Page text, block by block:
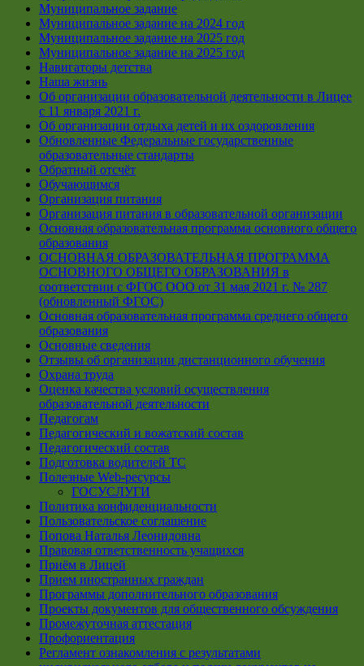
Муниципальное задание
Муниципальное задание на 2024 год
Муниципальное задание на 2025 год
Муниципальное задание на 2025 год
Навигаторы детства
Наша жизнь
Об организации образовательной деятельности в Лицее
с 11 января 2021 г.
Об организации отдыха детей и их оздоровления
Обновленные Федеральные государственные
образовательные стандарты
Обратный отсчёт
Обучающимся
Организация питания
Организация питания в образовательной организации
Основная образовательная программа основного общего
образования
ОСНОВНАЯ ОБРАЗОВАТЕЛЬНАЯ ПРОГРАММА
ОСНОВНОГО ОБЩЕГО ОБРАЗОВАНИЯ в
соответствии с ФГОС ООО от 31 мая 2021 г. № 287
(обновленный ФГОС)
Основная образовательная программа среднего общего
образования
Основные сведения
Отзывы об организации дистанционного обучения
Охрана труда
Оценка качества условий осуществления
образовательной деятельности
Педагогам
Педагогический и вожатский состав
Педагогический состав
Подготовка водителей ТС
Полезные Web-ресурсы
ГОСУСЛУГИ
Политика конфиденциальности
Пользовательское соглашение
Попова Наталья Леонидовна
Правовая ответственность учащихся
Приём в Лицей
Прием иностранных граждан
Программы дополнительного образования
Проекты документов для общественного обсуждения
Промежуточная аттестация
Профориентация
Регламент ознакомления с результатами